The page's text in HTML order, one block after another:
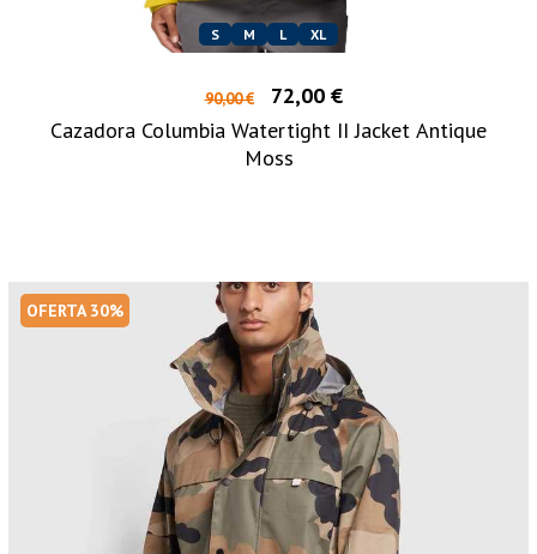
S M L XL
90,00 €
72,00 €
Cazadora Columbia Watertight II Jacket Antique
Moss
OFERTA 30%